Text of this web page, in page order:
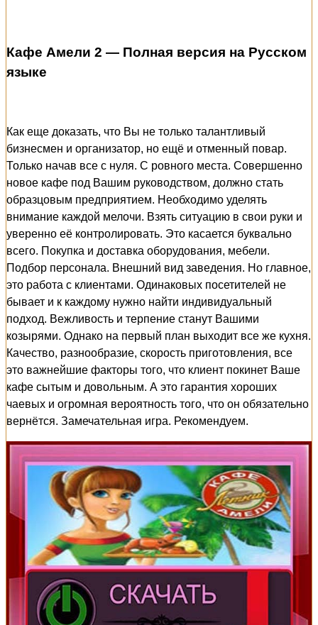
Кафе Амели 2 — Полная версия на Русском
языке
Как еще доказать, что Вы не только талантливый
бизнесмен и организатор, но ещё и отменный повар.
Только начав все с нуля. С ровного места. Совершенно
новое кафе под Вашим руководством, должно стать
образцовым предприятием. Необходимо уделять
внимание каждой мелочи. Взять ситуацию в свои руки и
уверенно её контролировать. Это касается буквально
всего. Покупка и доставка оборудования, мебели.
Подбор персонала. Внешний вид заведения. Но главное,
это работа с клиентами. Одинаковых посетителей не
бывает и к каждому нужно найти индивидуальный
подход. Вежливость и терпение станут Вашими
козырями. Однако на первый план выходит все же кухня.
Качество, разнообразие, скорость приготовления, все
это важнейшие факторы того, что клиент покинет Ваше
кафе сытым и довольным. А это гарантия хороших
чаевых и огромная вероятность того, что он обязательно
вернётся. Замечательная игра. Рекомендуем.